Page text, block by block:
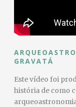
GRAVATÁ
Este vídeo foi
história de como